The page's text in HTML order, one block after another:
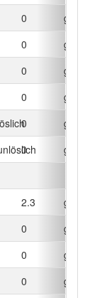
0
g
0
g
0
g
0
g
0
g
0
g
2.3
g
0
g
0
g
0
g